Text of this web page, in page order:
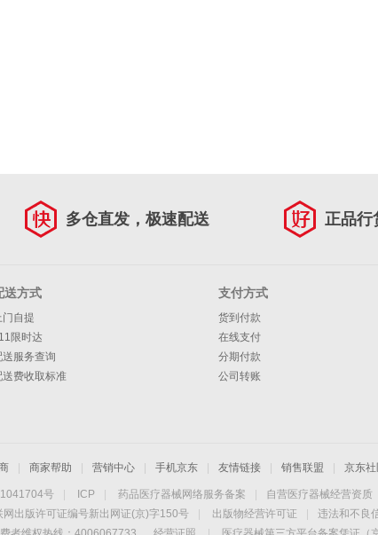
多仓直发，极速配送 正品行
送方式
门自提
限时达
送服务查询
送费收取标准
支付方式
货到付款
在线支付
分期付款
公司转账
商家帮助 营销中心 手机京东 友情链接 销售联盟 京东社
号 ICP 药品医疗器械网络服务备案 自营医疗器械经营资质
网出版许可证编号新出网证(京)字150号
出版物经营许可证
违法和不良